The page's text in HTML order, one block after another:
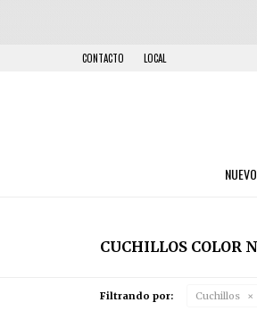
NUEVO
CONTACTO LOCAL
CUCHILLOS COLOR
Filtrando por: Cuchillos